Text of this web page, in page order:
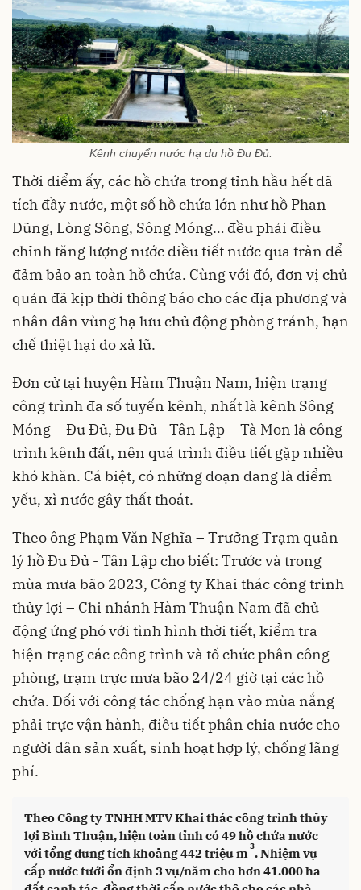
Kênh chuyển nước hạ du hồ Đu Đủ.
Thời điểm ấy, các hồ chứa trong tỉnh hầu hết đã
tích đầy nước, một số hồ chứa lớn như hồ Phan
Dũng, Lòng Sông, Sông Móng… đều phải điều
chỉnh tăng lượng nước điều tiết nước qua tràn để
đảm bảo an toàn hồ chứa. Cùng với đó, đơn vị chủ
quản đã kịp thời thông báo cho các địa phương và
nhân dân vùng hạ lưu chủ động phòng tránh, hạn
chế thiệt hại do xả lũ.
Đơn cử tại huyện Hàm Thuận Nam, hiện trạng
công trình đa số tuyến kênh, nhất là kênh Sông
Móng – Đu Đủ, Đu Đủ - Tân Lập – Tà Mon là công
trình kênh đất, nên quá trình điều tiết gặp nhiều
khó khăn. Cá biệt, có những đoạn đang là điểm
yếu, xì nước gây thất thoát.
Theo ông Phạm Văn Nghĩa – Trưởng Trạm quản
lý hồ Đu Đủ - Tân Lập cho biết: Trước và trong
mùa mưa bão 2023, Công ty Khai thác công trình
thủy lợi – Chi nhánh Hàm Thuận Nam đã chủ
động ứng phó với tình hình thời tiết, kiểm tra
hiện trạng các công trình và tổ chức phân công
phòng, trạm trực mưa bão 24/24 giờ tại các hồ
chứa. Đối với công tác chống hạn vào mùa nắng
phải trực vận hành, điều tiết phân chia nước cho
người dân sản xuất, sinh hoạt hợp lý, chống lãng
phí.
Theo Công ty TNHH MTV Khai thác công trình thủy
lợi Bình Thuận, hiện toàn tỉnh có 49 hồ chứa nước
với tổng dung tích khoảng 442 triệu m3. Nhiệm vụ
cấp nước tưới ổn định 3 vụ/năm cho hơn 41.000 ha